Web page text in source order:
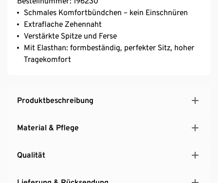
Schmales Komfortbündchen – kein Einschnüren
Extraflache Zehennaht
Verstärkte Spitze und Ferse
Mit Elasthan: formbeständig, perfekter Sitz, hoher
Tragekomfort
Produktbeschreibung
Material & Pflege
Qualität